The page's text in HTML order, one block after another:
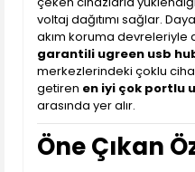
voltaj dağıtımı sağlar.
akım koruma devreleriyle
garantili ugreen usb
merkezlerindeki çoklu
getiren en iyi çok portlu
arasında yer alır.
Öne Çıkan